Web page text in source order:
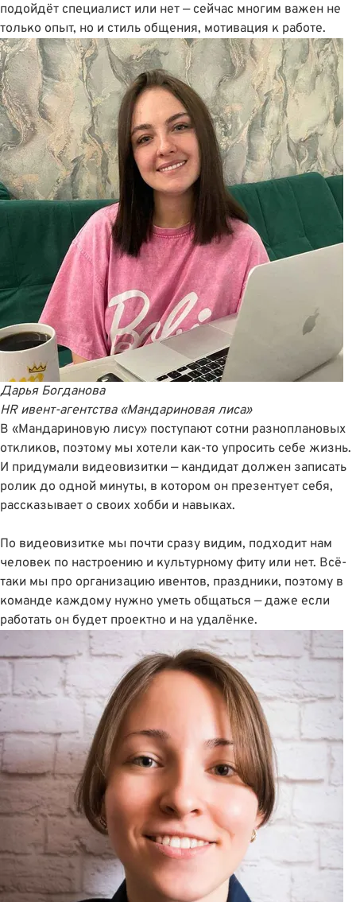
подойдёт специалист или нет — сейчас многим важен не
только опыт, но и стиль общения, мотивация к работе.
Дарья Богданова
HR ивент-агентства «Мандариновая лиса»
В «Мандариновую лису» поступают сотни разноплановых
откликов, поэтому мы хотели как-то упросить себе жизнь.
И придумали видеовизитки — кандидат должен записать
ролик до одной минуты, в котором он презентует себя,
рассказывает о своих хобби и навыках.
По видеовизитке мы почти сразу видим, подходит нам
человек по настроению и культурному фиту или нет. Всё-
таки мы про организацию ивентов, праздники, поэтому в
команде каждому нужно уметь общаться — даже если
работать он будет проектно и на удалёнке.